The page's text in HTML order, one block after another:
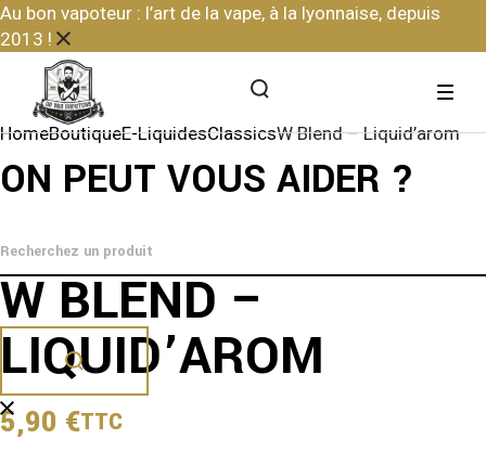
Skip
to
the
content
Au bon vapoteur : l’art de la vape, à la lyonnaise, depuis
2013 !
ON PEUT VOUS AIDER ?
HomeBoutiqueE-LiquidesClassicsW Blend – Liquid’arom
W BLEND –
LIQUID’AROM
5,90 €TTC